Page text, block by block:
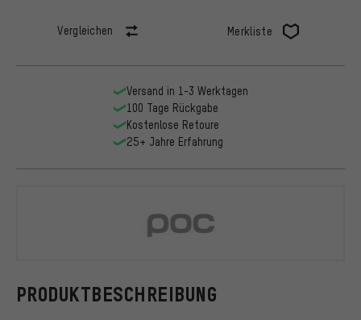
Vergleichen Merkliste
PRODUKTBESCHREIBUNG
Versand in 1-3 Werktagen
100 Tage Rückgabe
Kostenlose Retoure
25+ Jahre Erfahrung